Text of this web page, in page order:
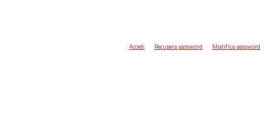
Accedi Recupera password Modifica password